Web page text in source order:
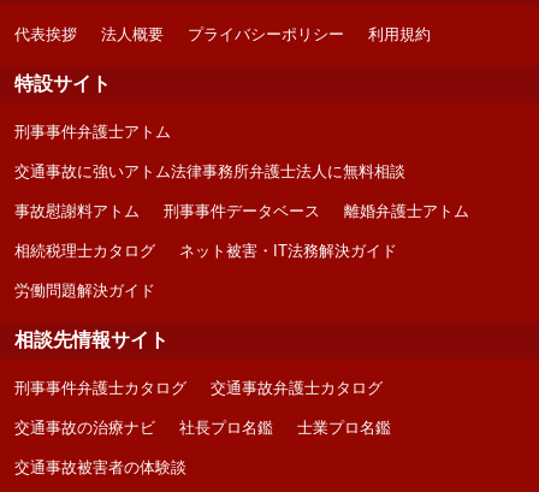
代表挨拶 法人概要 プライバシーポリシー 利用規約
特設サイト
刑事事件弁護士アトム
交通事故に強いアトム法律事務所弁護士法人に無料相談
事故慰謝料アトム 刑事事件データベース 離婚弁護士アトム
相続税理士カタログ ネット被害・IT法務解決ガイド
労働問題解決ガイド
相談先情報サイト
刑事事件弁護士カタログ 交通事故弁護士カタログ
交通事故の治療ナビ 社長プロ名鑑 士業プロ名鑑
交通事故被害者の体験談